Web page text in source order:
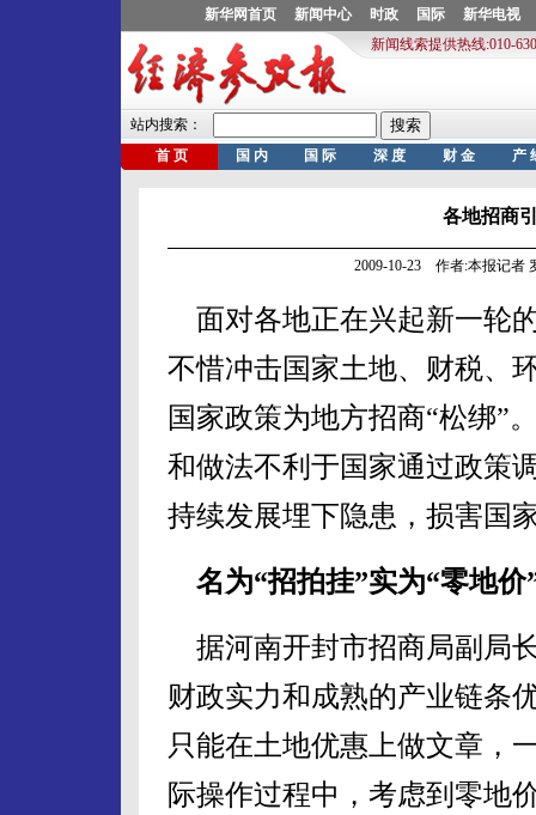
各地招商
2009-10-23 作者:本报记者
面对各地正在兴起新一轮
不惜冲击国家土地、财税、
国家政策为地方招商“松绑”
和做法不利于国家通过政策
持续发展埋下隐患，损害国
名为“招拍挂”实为“零地价
据河南开封市招商局副局
财政实力和成熟的产业链条
只能在土地优惠上做文章，
际操作过程中，考虑到零地